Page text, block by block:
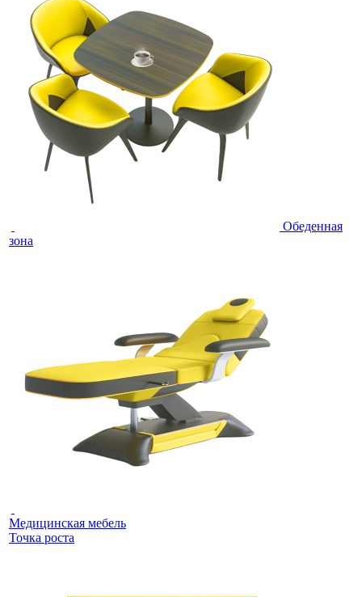
Обеденная
зона
Медицинская мебель
Точка роста